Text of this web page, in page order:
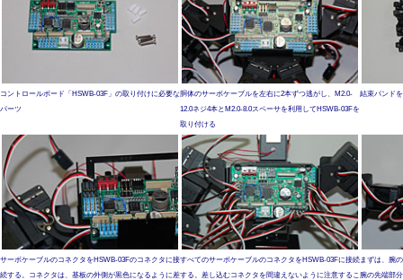
コントロールボード「HSWB-03F」の取り付けに必要な
パーツ
胴体のサーボケーブルを左右に2本ずつ逃がし、M2.0-
12.0ネジ4本とM2.0-8.0スペーサを利用してHSWB-03Fを
取り付ける
結束バンド
サーボケーブルのコネクタをHSWB-03Fのコネクタに接
続する。コネクタは、基板の外側が黒色になるように差
すべてのサーボケーブルのコネクタをHSWB-03Fに接続
する。差し込むコネクタを間違えないように注意するこ
まずは、腕
腕の先端部